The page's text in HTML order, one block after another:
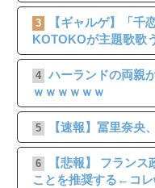
3
【ギャルゲ】「千
KOTOKOが主題歌歌
4 ハーランドの両親
ｗｗｗｗｗｗ
5 【速報】冨里奈央
6
【悲報】 フラン
ことを推奨する←コ